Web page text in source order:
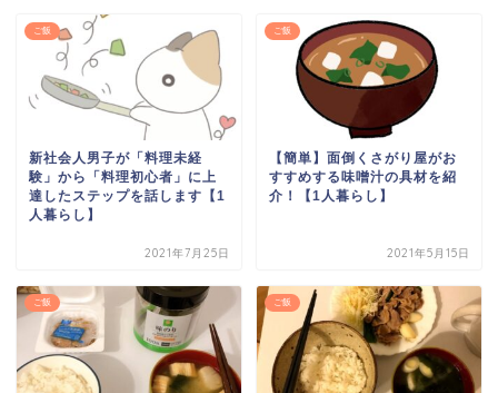
ご飯
新社会人男子が「料理未経
験」から「料理初心者」に上
達したステップを話します【1
人暮らし】
2021年7月25日
ご飯
【簡単】面倒くさがり屋がお
すすめする味噌汁の具材を紹
介！【1人暮らし】
2021年5月15日
ご飯 ご飯